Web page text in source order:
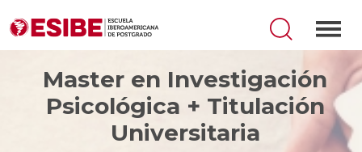
Master en Investigación
Psicológica + Titulación
Universitaria